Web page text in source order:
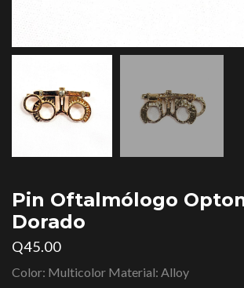
Pin Oftalmólogo
Dorado
Q45.00
Color: Multicolor Material: Alloy